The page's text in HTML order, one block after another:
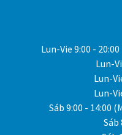
Lun-Vie 9:00 -
Lun-
Lun-
Lun-
Sáb 9:00 - 14:00
Sáb